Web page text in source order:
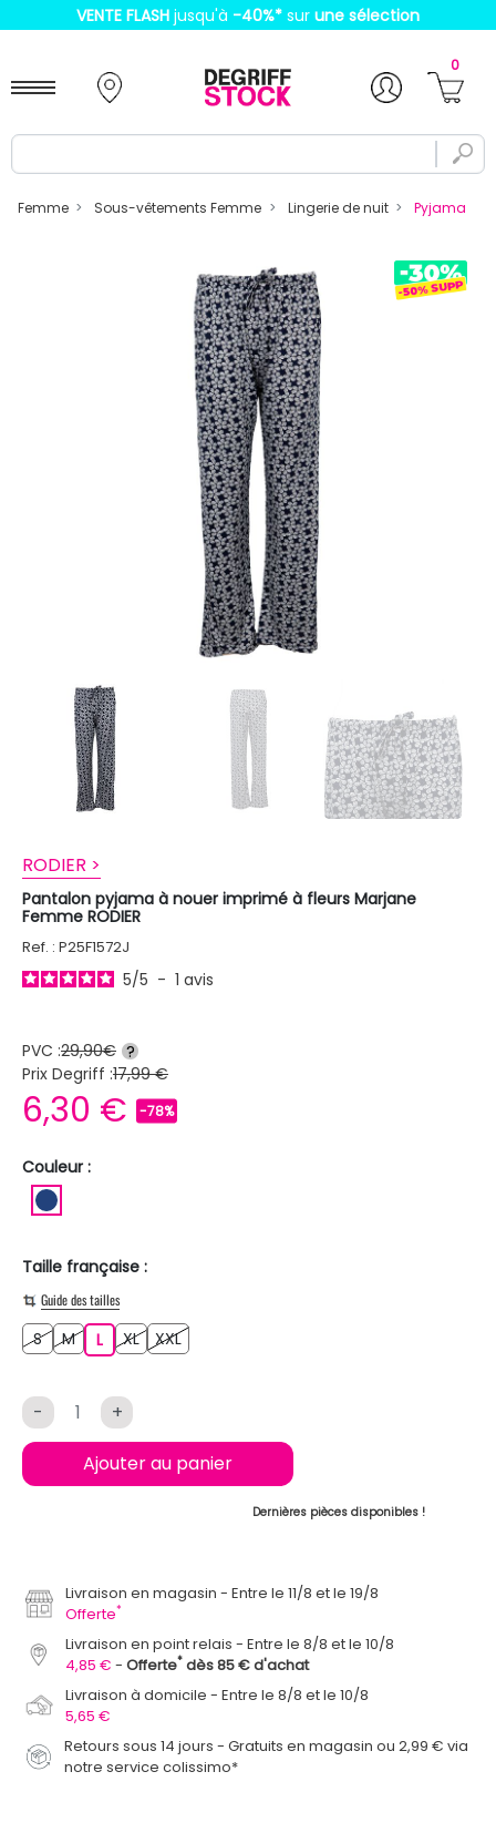
VENTE FLASH jusqu'à -40%* sur une sélection
0
Femme Sous-vêtements Femme Lingerie de nuit Pyjama
RODIER >
Pantalon pyjama à nouer imprimé à fleurs Marjane
Femme RODIER
Ref. : P25F1572J
5/5 - 1 avis
PVC :29,90€ ?
Prix Degriff :17,99 €
6,30 € -78%
Couleur :
Taille française :
Guide des tailles
SS MM LL XLXL XXLXXL
- +
Ajouter au panier
Dernières pièces disponibles !
Livraison en magasin
Entre le 11/8 et le 19/8
Offerte*
Livraison en point relais
Entre le 8/8 et le 10/8
4,85 €
Offerte* dès 85 € d'achat
Livraison à domicile
Entre le 8/8 et le 10/8
5,65 €
Retours sous 14 jours - Gratuits en magasin ou 2,99 € via
notre service colissimo*